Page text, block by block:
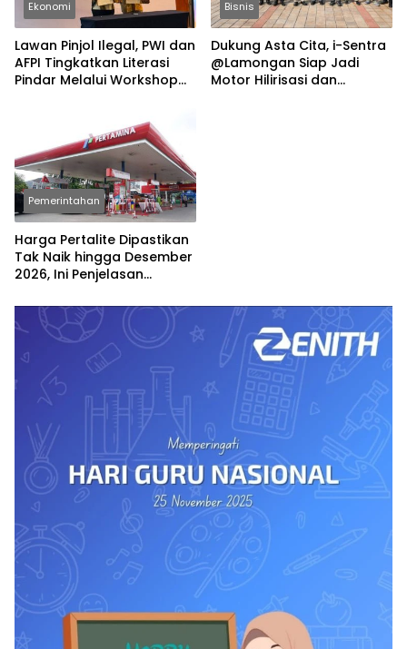
Ekonomi
Lawan Pinjol Ilegal, PWI dan
AFPI Tingkatkan Literasi
Pindar Melalui Workshop
Bisnis
Dukung Asta Cita, i-Sentra
@Lamongan Siap Jadi
Motor Hilirisasi dan
Pemerintahan
Harga Pertalite Dipastikan
Tak Naik hingga Desember
2026, Ini Penjelasan